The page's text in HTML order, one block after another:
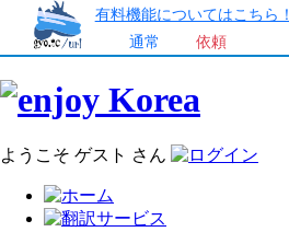
有料機能についてはこちら！
通常
依頼